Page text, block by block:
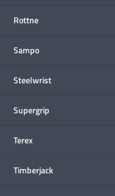
Rottne
Sampo
Steelwrist
Supergrip
Terex
Timberjack